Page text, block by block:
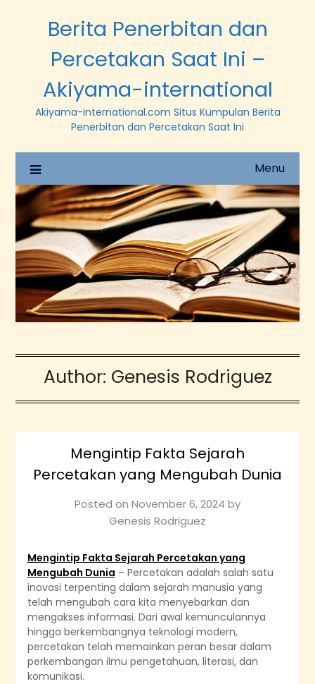
Berita Penerbitan dan
Percetakan Saat Ini –
Akiyama-international
Akiyama-international.com Situs Kumpulan Berita
Penerbitan dan Percetakan Saat Ini
Menu
Author: Genesis Rodriguez
Mengintip Fakta Sejarah
Percetakan yang Mengubah Dunia
Posted on November 6, 2024 by
Genesis Rodriguez
Mengintip Fakta Sejarah Percetakan yang
Mengubah Dunia – Percetakan adalah salah satu
inovasi terpenting dalam sejarah manusia yang
telah mengubah cara kita menyebarkan dan
mengakses informasi. Dari awal kemunculannya
hingga berkembangnya teknologi modern,
percetakan telah memainkan peran besar dalam
perkembangan ilmu pengetahuan, literasi, dan
komunikasi.